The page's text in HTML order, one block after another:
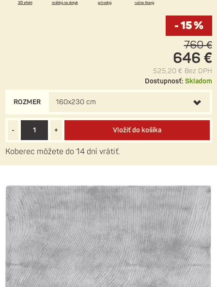
3D efekt mäkký na dotyk prírodný ručne tkaný
Dostupnosť: Skladom
- 15 %
760 €
646 €
525,20 € Bez DPH
ROZMER 160x230 cm
- + Vložiť do košíka
Koberec môžete do 14 dní vrátiť.